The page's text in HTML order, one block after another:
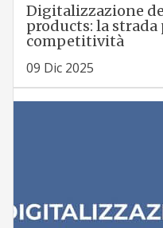
Digitalizzazione
products: la
competitività
09 Dic 2025